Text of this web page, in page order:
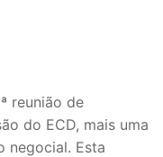
reunião de
do ECD, mais uma
negocial. Esta